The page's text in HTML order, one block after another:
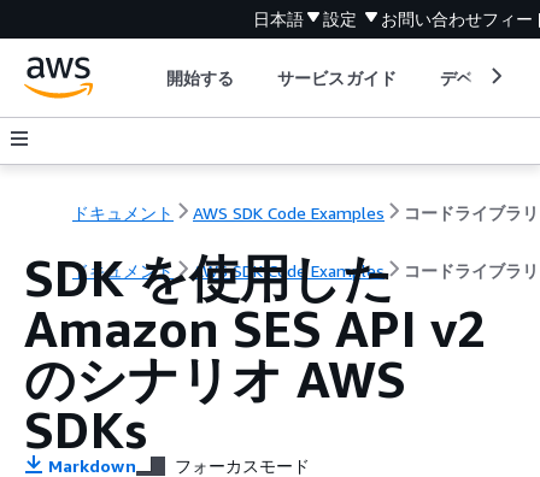
日本語 設定 お問い合わせフィー
開始する サービスガイド デベロッパ
ドキュメント AWS SDK Code Examples コードライブラリ
ドキュメント AWS SDK Code Examples コードライブラリ
SDK を使用した
Amazon SES API v2
のシナリオ AWS
SDKs
Markdown フォーカスモード